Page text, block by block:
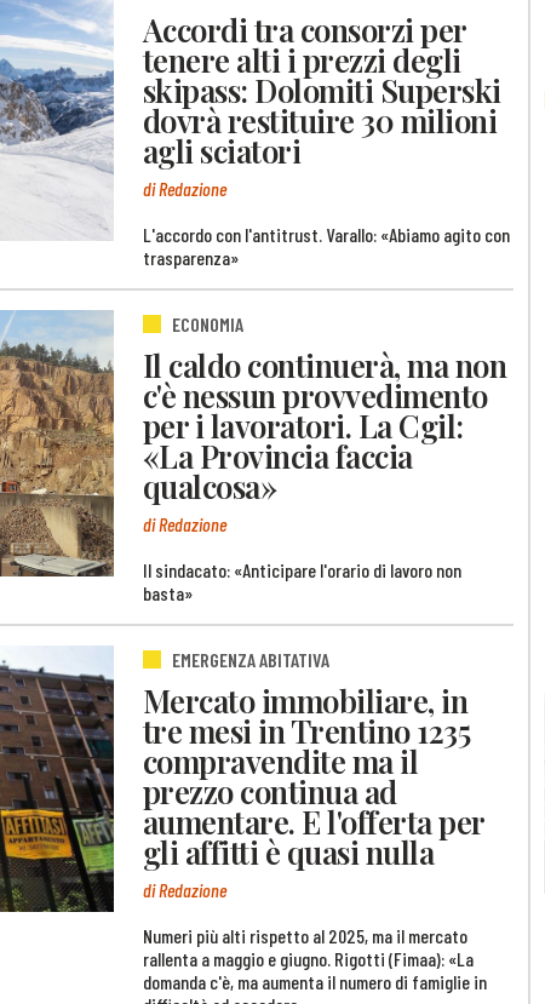
Accordi tra consorzi per
tenere alti i prezzi degli
skipass: Dolomiti Superski
dovrà restituire 30 milioni
agli sciatori
di Redazione
L'accordo con l'antitrust. Varallo: «Abiamo agito con
trasparenza»
ECONOMIA
Il caldo continuerà, ma non
c'è nessun provvedimento
per i lavoratori. La Cgil:
«La Provincia faccia
qualcosa»
di Redazione
Il sindacato: «Anticipare l'orario di lavoro non
basta»
EMERGENZA ABITATIVA
Mercato immobiliare, in
tre mesi in Trentino 1235
compravendite ma il
prezzo continua ad
aumentare. E l'offerta per
gli affitti è quasi nulla
di Redazione
Numeri più alti rispetto al 2025, ma il mercato
rallenta a maggio e giugno. Rigotti (Fimaa): «La
domanda c'è, ma aumenta il numero di famiglie in